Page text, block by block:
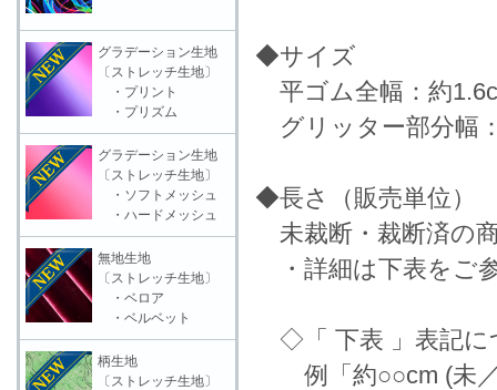
◆サイズ
平ゴム全幅：約
グリッター部分幅
◆長さ（販売単位）
未裁断・裁断済の
・詳細は下表をご
◇「 下表 」表記に
例「約○○cm (未／
グラデーション生地
〔ストレッチ生地〕
・プリント
・プリズム
グラデーション生地
〔ストレッチ生地〕
・ソフトメッシュ
・ハードメッシュ
無地生地
〔ストレッチ生地〕
・ベロア
・ベルベット
柄生地
〔ストレッチ生地〕